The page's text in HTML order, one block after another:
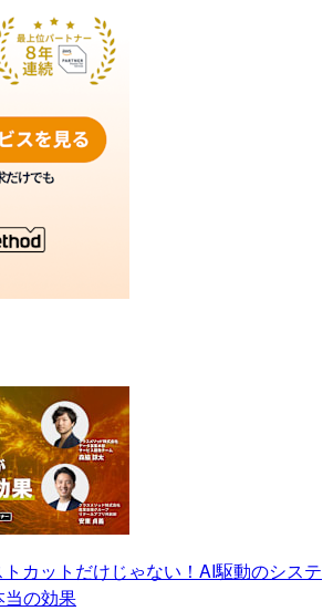
トカットだけじゃない！AI駆動のシステ
当の効果